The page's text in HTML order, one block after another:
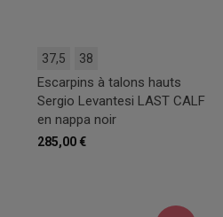
37,5 38
Escarpins à talons hauts
Sergio Levantesi LAST CALF
en nappa noir
285,00 €